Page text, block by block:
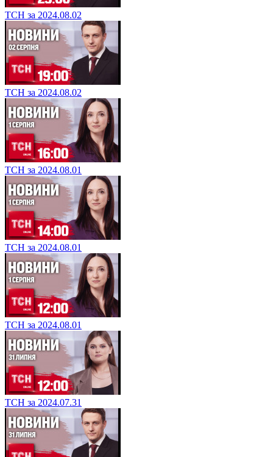
ТСН за 2024.08.02
ТСН за 2024.08.02
ТСН за 2024.08.01
ТСН за 2024.08.01
ТСН за 2024.08.01
ТСН за 2024.07.31